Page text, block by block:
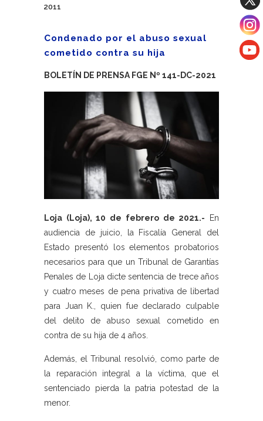
2011
Condenado por el abuso sexual
cometido contra su hija
BOLETÍN DE PRENSA FGE Nº 141-DC-2021
Loja (Loja), 10 de febrero de 2021.- En
audiencia de juicio, la Fiscalía General del
Estado presentó los elementos probatorios
necesarios para que un Tribunal de Garantías
Penales de Loja dicte sentencia de trece años
y cuatro meses de pena privativa de libertad
para Juan K., quien fue declarado culpable
del delito de abuso sexual cometido en
contra de su hija de 4 años.
Además, el Tribunal resolvió, como parte de
la reparación integral a la víctima, que el
sentenciado pierda la patria potestad de la
menor.